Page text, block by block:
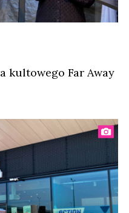
kultowego Far Away